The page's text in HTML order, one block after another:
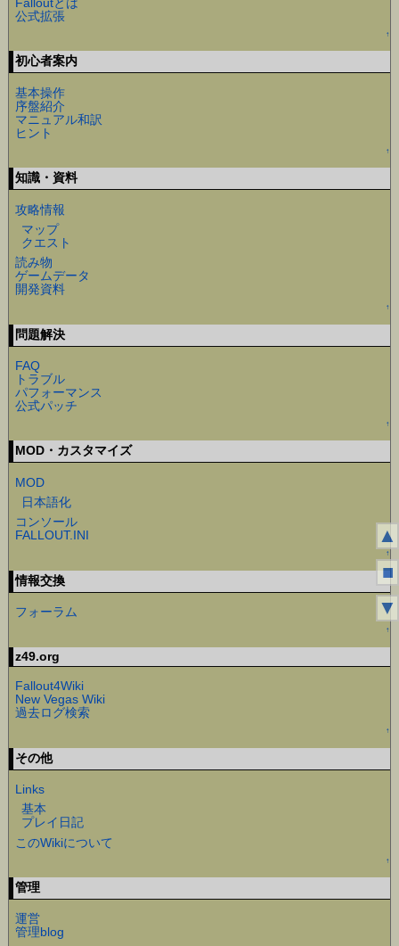
公式拡張
↑
初心者案内
基本操作
序盤紹介
マニュアル和訳
ヒント
↑
知識・資料
攻略情報
マップ
クエスト
読み物
ゲームデータ
開発資料
↑
問題解決
FAQ
トラブル
パフォーマンス
公式パッチ
↑
MOD・カスタマイズ
MOD
日本語化
コンソール
FALLOUT.INI
↑
情報交換
フォーラム
↑
z49.org
Fallout4Wiki
New Vegas Wiki
過去ログ検索
↑
その他
Links
基本
プレイ日記
このWikiについて
↑
管理
運営
管理blog
▲
■
▼